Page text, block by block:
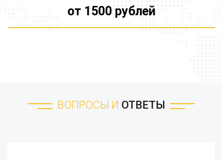
от 1500 рублей
ВОПРОСЫ И ОТВЕТЫ